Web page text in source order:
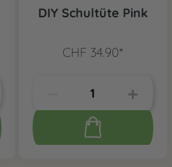
DIY Schultüte Pink
CHF 34.90*